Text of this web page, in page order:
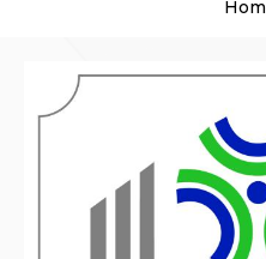
Antidoping e